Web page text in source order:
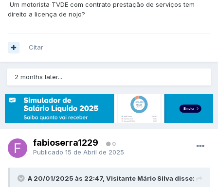
Um motorista TVDE com contrato prestação de serviços tem
direito a licença de nojo?
Citar
2 months later...
fabioserra1229 0
Publicado 15 de Abril de 2025
A 20/01/2025 às 22:47, Visitante Mário Silva disse: